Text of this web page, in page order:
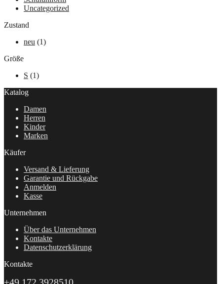
Uncategorized
Zustand
neu (1)
Größe
S (1)
Katalog
Damen
Herren
Kinder
Marken
Käufer
Versand & Lieferung
Garantie und Rückgabe
Anmelden
Kasse
Unternehmen
Über das Unternehmen
Kontakte
Datenschutzerklärung
Kontakte